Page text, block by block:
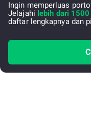
Ingin memperluas
Jelajahi lebih dari
daftar lengkapnya dan